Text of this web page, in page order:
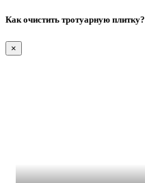
Как очистить тротуарную плитку?
×